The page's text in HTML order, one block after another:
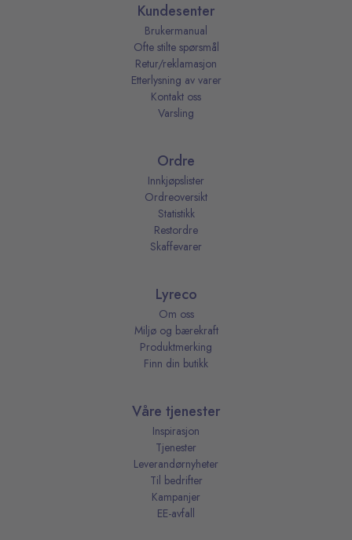
Kundesenter
Brukermanual
Ofte stilte spørsmål
Retur/reklamasjon
Etterlysning av varer
Kontakt oss
Varsling
Ordre
Innkjøpslister
Ordreoversikt
Statistikk
Restordre
Skaffevarer
Lyreco
Om oss
Miljø og bærekraft
Produktmerking
Finn din butikk
Våre tjenester
Inspirasjon
Tjenester
Leverandørnyheter
Til bedrifter
Kampanjer
EE-avfall